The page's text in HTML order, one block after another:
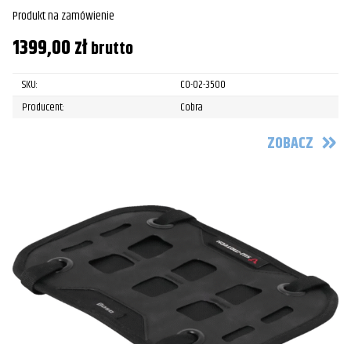
Produkt na zamówienie
1399,00złbrutto
SKU:
CO-02-3500
Producent:
Cobra
ZOBACZ